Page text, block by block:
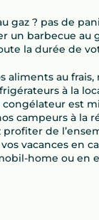
gaz ? pas de
un barbecue au
la durée de
aliments au
à la
congélateur est
campeurs à la
profiter de
vacances en
home ou en